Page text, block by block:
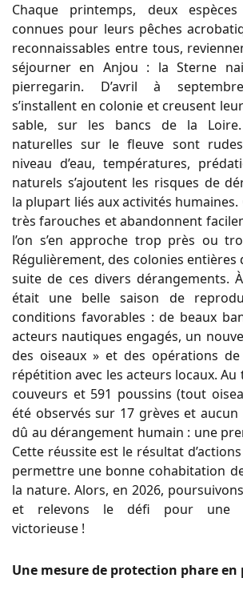
Chaque printemps, deux espèces
connues pour leurs pêches
reconnaissables entre tous,
séjourner en Anjou : la Sterne
pierregarin. D’avril à
s’installent en colonie et creusent
sable, sur les bancs de la
naturelles sur le fleuve sont
niveau d’eau, températures,
naturels s’ajoutent les risques de
la plupart liés aux activités humaines.
très farouches et abandonnent
l’on s’en approche trop près ou
Régulièrement, des colonies entières
suite de ces divers dérangements.
était une belle saison de
conditions favorables : de beaux
acteurs nautiques engagés, un
des oiseaux » et des opérations
répétition avec les acteurs locaux. Au
couveurs et 591 poussins (tout
été observés sur 17 grèves et
dû au dérangement humain : une
Cette réussite est le résultat
permettre une bonne cohabitation
la nature. Alors, en 2026,
et relevons le défi pour une
victorieuse !
Une mesure de protection phare en